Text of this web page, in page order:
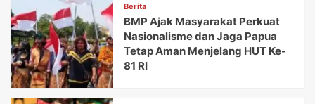
Berita
BMP Ajak Masyarakat Perkuat
Nasionalisme dan Jaga Papua
Tetap Aman Menjelang HUT Ke-
81 RI